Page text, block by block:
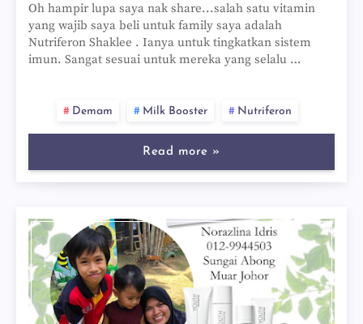
Oh hampir lupa saya nak share...salah satu vitamin
yang wajib saya beli untuk family saya adalah
Nutriferon Shaklee . Ianya untuk tingkatkan sistem
imun. Sangat sesuai untuk mereka yang selalu …
Demam Milk Booster Nutriferon
Read more »